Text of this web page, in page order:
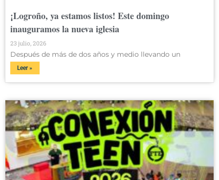
¡Logroño, ya estamos listos! Este domingo
inauguramos la nueva iglesia
23 julio, 2026
Después de más de dos años y medio llevando un
Leer »